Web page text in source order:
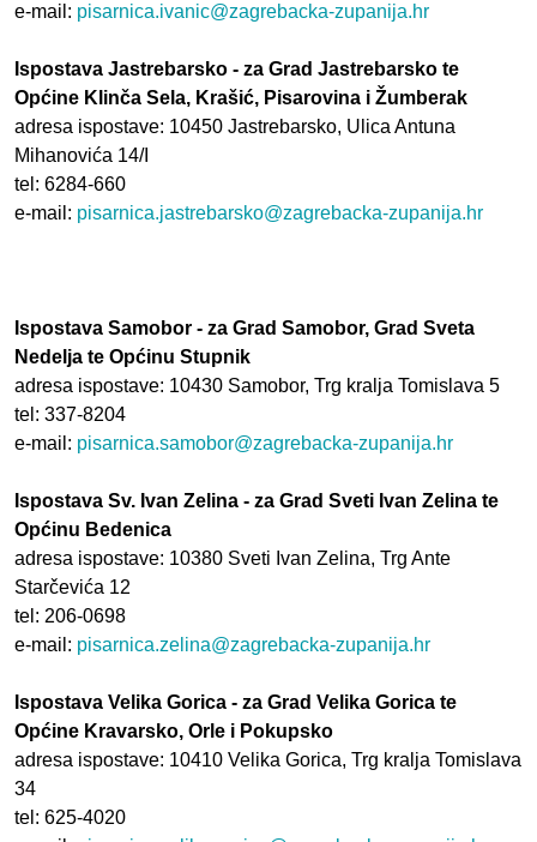
e-mail: pisarnica.ivanic@zagrebacka-zupanija.hr
Ispostava Jastrebarsko - za Grad Jastrebarsko te
Općine Klinča Sela, Krašić, Pisarovina i Žumberak
adresa ispostave: 10450 Jastrebarsko, Ulica Antuna
Mihanovića 14/I
tel: 6284-660
e-mail: pisarnica.jastrebarsko@zagrebacka-zupanija.hr
Ispostava Samobor - za Grad Samobor, Grad Sveta
Nedelja te Općinu Stupnik
adresa ispostave: 10430 Samobor, Trg kralja Tomislava 5
tel: 337-8204
e-mail: pisarnica.samobor@zagrebacka-zupanija.hr
Ispostava Sv. Ivan Zelina - za Grad Sveti Ivan Zelina te
Općinu Bedenica
adresa ispostave: 10380 Sveti Ivan Zelina, Trg Ante
Starčevića 12
tel: 206-0698
e-mail: pisarnica.zelina@zagrebacka-zupanija.hr
Ispostava Velika Gorica - za Grad Velika Gorica te
Općine Kravarsko, Orle i Pokupsko
adresa ispostave: 10410 Velika Gorica, Trg kralja Tomislava
34
tel: 625-4020